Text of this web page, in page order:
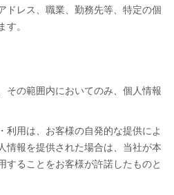
ドレス、職業、勤務先等、特定の個
。
その範囲内においてのみ、個人情報
利用は、お客様の自発的な提供によ
情報を提供された場合は、当社が本
することをお客様が許諾したものと